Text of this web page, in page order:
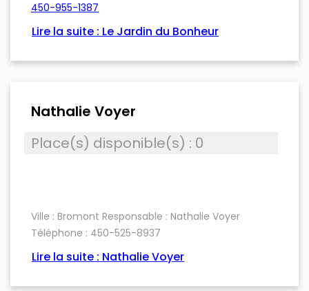
450-955-1387
Lire la suite : Le Jardin du Bonheur
Nathalie Voyer
Place(s) disponible(s) : 0
Ville : Bromont Responsable : Nathalie Voyer
Téléphone : 450-525-8937
Lire la suite : Nathalie Voyer